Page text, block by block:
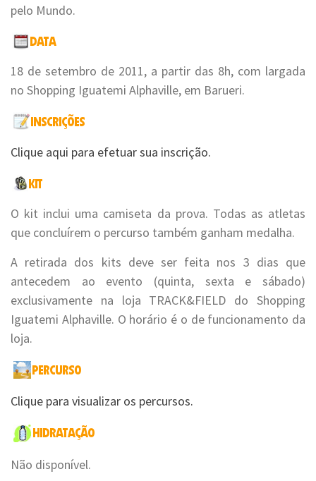
pelo Mundo.
18 de setembro de 2011, a partir das 8h, com largada
no Shopping Iguatemi Alphaville, em Barueri.
Clique aqui para efetuar sua inscrição.
O kit inclui uma camiseta da prova. Todas as atletas
que concluírem o percurso também ganham medalha.
A retirada dos kits deve ser feita nos 3 dias que
antecedem ao evento (quinta, sexta e sábado)
exclusivamente na loja TRACK&FIELD do Shopping
Iguatemi Alphaville. O horário é o de funcionamento da
loja.
Clique para visualizar os percursos.
Não disponível.